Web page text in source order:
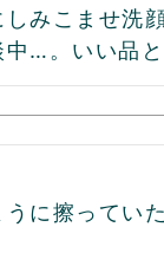
みこませ洗
…。いい品と
に擦ってい